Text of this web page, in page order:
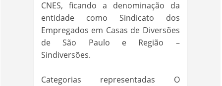
CNES, ficando a denominação da
entidade como Sindicato dos
Empregados em Casas de Diversões
de São Paulo e Região –
Sindiversões.
Categorias representadas O